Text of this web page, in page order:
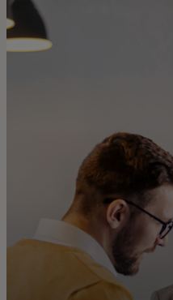
Для вас
Для всего мира
Для новаторов
Новости и тренды